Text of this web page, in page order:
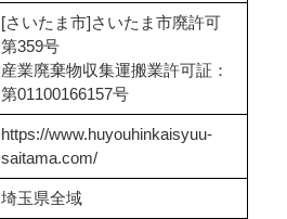
[さいたま市]さいたま市廃許可
第359号
産業廃棄物収集運搬業許可証：
第01100166157号
https://www.huyouhinkaisyuu-
saitama.com/
埼玉県全域